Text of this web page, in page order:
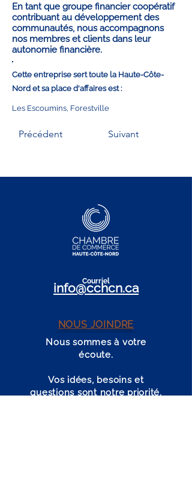
En tant que groupe financier coopératif
contribuant au développement des
communautés, nous accompagnons
nos membres et clients dans leur
autonomie financière.
Cette entreprise sert toute la Haute-Côte-
Nord et sa place d'affaires est :
Les Escoumins, Forestville
Précédent Suivant
Courriel
info@cchcn.ca
NOUS JOINDRE
Nous sommes à votre
écoute.
Vos idées, besoins et
questions sont notre priorité.